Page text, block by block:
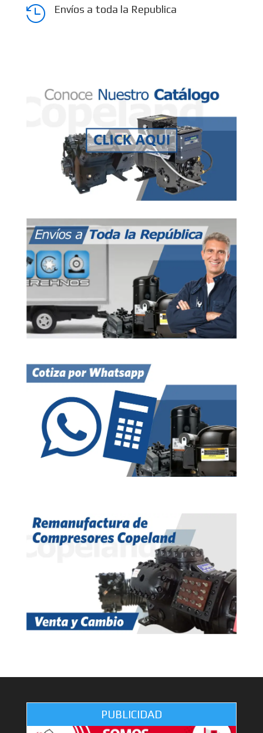
 Envíos a toda la Republica
PUBLICIDAD